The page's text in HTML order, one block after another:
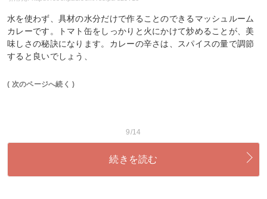
水を使わず、具材の水分だけで作ることのできるマッシュルーム
カレーです。トマト缶をしっかりと火にかけて炒めることが、美
味しさの秘訣になります。カレーの辛さは、スパイスの量で調節
すると良いでしょう、
( 次のページへ続く )
9/14
続きを読む